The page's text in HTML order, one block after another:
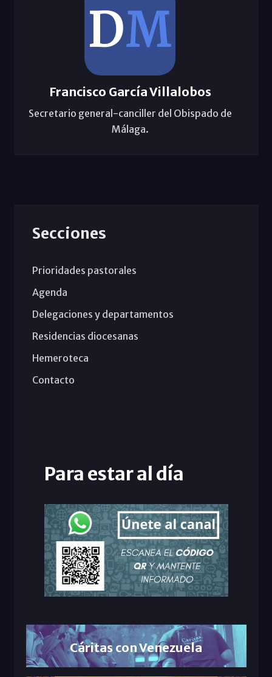
Francisco García Villalobos
Secretario general-canciller del Obispado de
Málaga.
Secciones
Prioridades pastorales
Agenda
Delegaciones y departamentos
Residencias diocesanas
Hemeroteca
Contacto
Para estar al día
Cáritas con Venezuela